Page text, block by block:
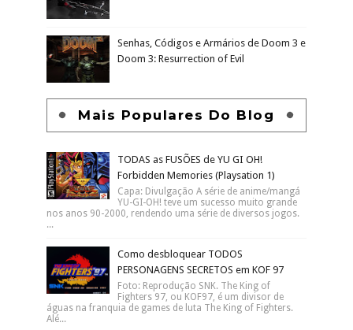
Senhas, Códigos e Armários de Doom 3 e
Doom 3: Resurrection of Evil
Mais Populares Do Blog
TODAS as FUSÕES de YU GI OH!
Forbidden Memories (Playsation 1)
Capa: Divulgação A série de anime/mangá
YU-GI-OH! teve um sucesso muito grande
nos anos 90-2000, rendendo uma série de diversos jogos.
...
Como desbloquear TODOS
PERSONAGENS SECRETOS em KOF 97
Foto: Reprodução SNK. The King of
Fighters 97, ou KOF97, é um divisor de
águas na franquia de games de luta The King of Fighters.
Alé...